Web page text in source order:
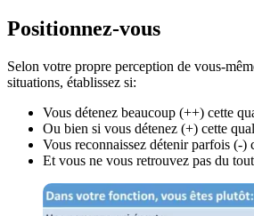
Positionnez-vous
Selon votre propre perception de vous-
situations, établissez si:
Vous détenez beaucoup (++) cette
Ou bien si vous détenez (+) cette
Vous reconnaissez détenir parfois (-)
Et vous ne vous retrouvez pas du